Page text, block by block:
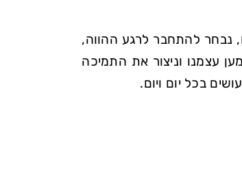
נבחר להתחבר לרגע ההווה,
עצמנו וניצור את התמיכה
בכל יום ויום.